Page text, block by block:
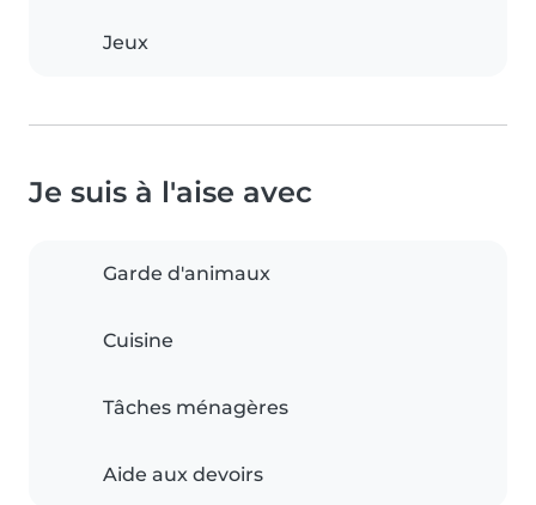
Jeux
Je suis à l'aise avec
Garde d'animaux
Cuisine
Tâches ménagères
Aide aux devoirs